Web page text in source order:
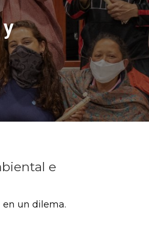
e
en un dilema.